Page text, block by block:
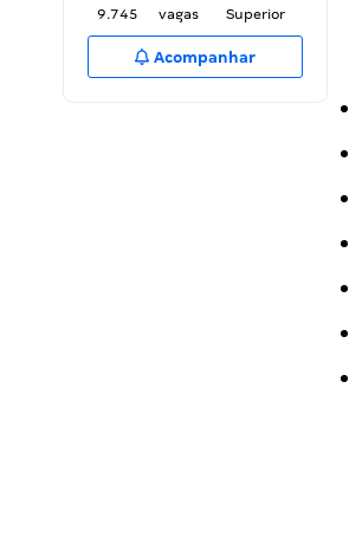
9.745
vagas
Superior
Acompanhar